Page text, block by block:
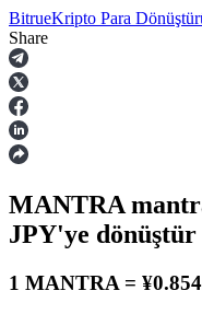
Vadeli İşlemler
BitrueKripto Para
Share
MANTRA
JPY'ye dönüştür
1 MANTRA =